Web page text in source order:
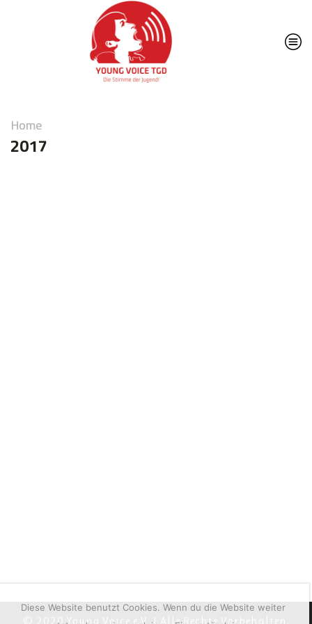
Home
2017
© 2020 Young Voice e.V. I Alle Rechte Vorbehalten.
Diese Website benutzt Cookies. Wenn du die Website weiter